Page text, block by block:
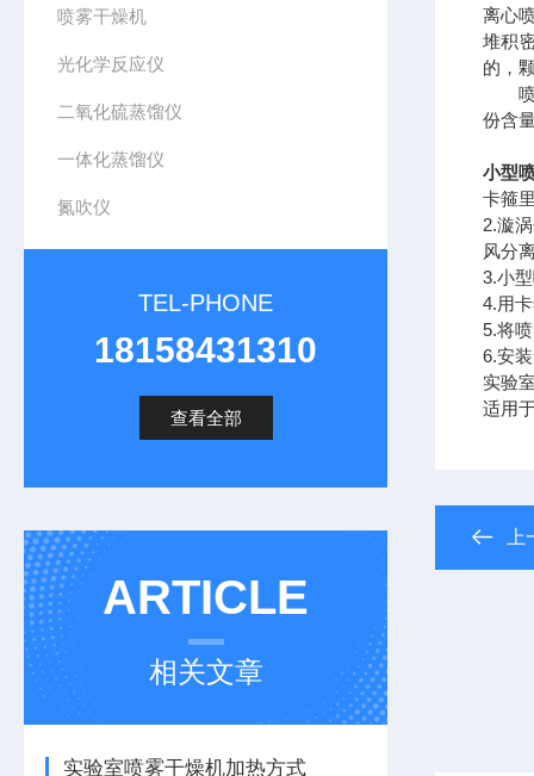
喷雾干燥机
光化学反应仪
二氧化硫蒸馏仪
一体化蒸馏仪
氮吹仪
TEL-PHONE
18158431310
查看全部
ARTICLE
相关文章
实验室喷雾干燥机加热方式
离心
堆积
的，
喷雾
份含
小型
卡箍
2.漩
风分
3.小
4.用
5.将
6.安
实验
适用